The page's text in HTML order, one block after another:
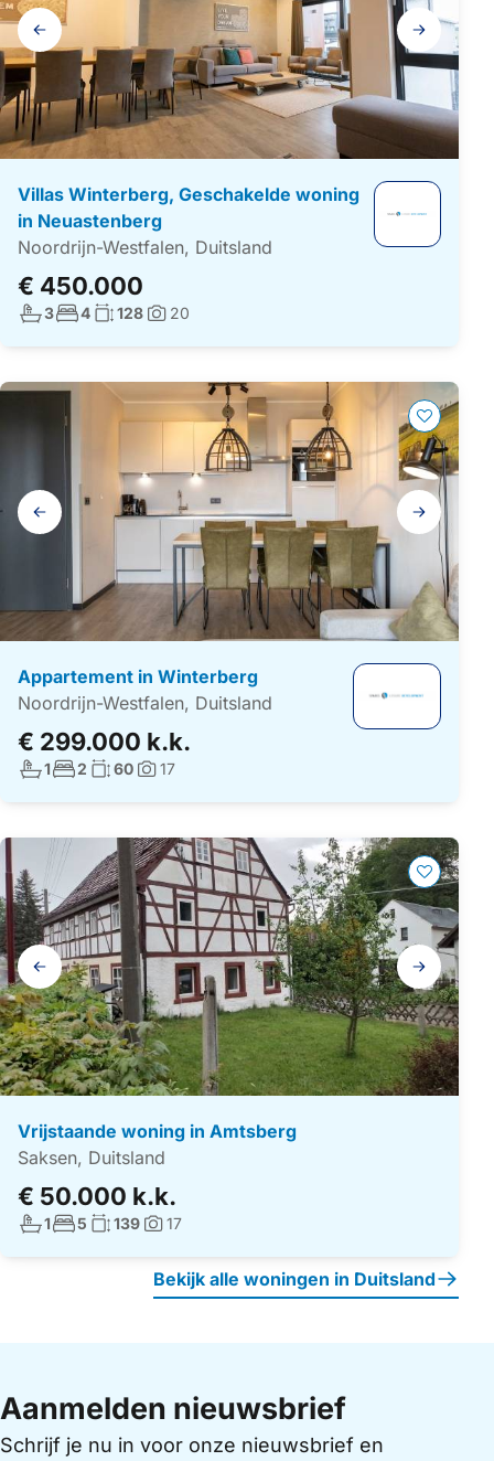
Galerij
navigatie
Villas Winterberg, Geschakelde woning
in Neuastenberg
Noordrijn-Westfalen, Duitsland
€ 450.000
Aantal badkamers:
3Aantal slaapkamers:
4Woonoppervlakte:
128Foto's:
20
Galerij
navigatie
Appartement in Winterberg
Noordrijn-Westfalen, Duitsland
€ 299.000 k.k.
Aantal badkamers:
1Aantal slaapkamers:
2 Woonoppervlakte:
60Foto's:
17
Galerij
navigatie
Vrijstaande woning in Amtsberg
Saksen, Duitsland
€ 50.000 k.k.
Aantal badkamers:
1Aantal slaapkamers:
5 Woonoppervlakte:
139 Foto's:
17
Bekijk alle woningen in Duitsland
Aanmelden nieuwsbrief
Schrijf je nu in voor onze nieuwsbrief en